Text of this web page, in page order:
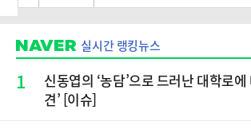
실시간 랭킹뉴스
1
신동엽의 ‘농담’으로 드러난 대학로에
견’ [이슈]